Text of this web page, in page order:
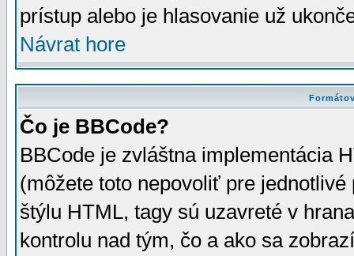
prístup alebo je hlasovanie už
Návrat hore
Čo je BBCode?
BBCode je zvláštna implementácia
(môžete toto nepovoliť pre
štýlu HTML, tagy sú uzavreté v
kontrolu nad tým, čo a ako sa